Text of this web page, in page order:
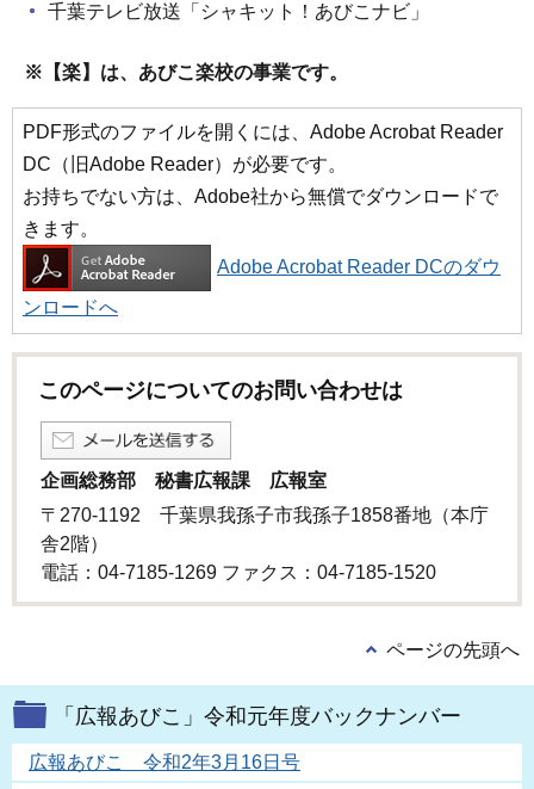
千葉テレビ放送「シャキット！あびこナビ」
※【楽】は、あびこ楽校の事業です。
PDF形式のファイルを開くには、Adobe Acrobat Reader
DC（旧Adobe Reader）が必要です。
お持ちでない方は、Adobe社から無償でダウンロードで
きます。
Adobe Acrobat Reader DCのダウ
ンロードへ
このページについてのお問い合わせは
企画総務部 秘書広報課 広報室
〒270-1192 千葉県我孫子市我孫子1858番地（本庁
舎2階）
電話：04-7185-1269 ファクス：04-7185-1520
ページの先頭へ
「広報あびこ」令和元年度バックナンバー
広報あびこ 令和2年3月16日号